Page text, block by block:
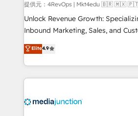
提供元：4RevOps | Mkt4edu 🇧🇷 🇲🇽
Unlock Revenue Growth:
Inbound Marketing, Sales, and
specialize in driving revenue
across industries through tailored
and customer success strategies,
methodologies. As Latin
offer unparalleled insights. Operating in five
Elite4.9